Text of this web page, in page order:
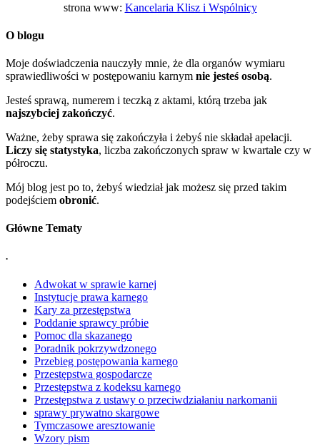
strona www: Kancelaria Klisz i Wspólnicy
O blogu
Moje doświadczenia nauczyły mnie, że dla organów wymiaru
sprawiedliwości w postępowaniu karnym nie jesteś osobą.
Jesteś sprawą, numerem i teczką z aktami, którą trzeba jak
najszybciej zakończyć.
Ważne, żeby sprawa się zakończyła i żebyś nie składał apelacji.
Liczy się statystyka, liczba zakończonych spraw w kwartale czy w
półroczu.
Mój blog jest po to, żebyś wiedział jak możesz się przed takim
podejściem obronić.
Główne Tematy
.
Adwokat w sprawie karnej
Instytucje prawa karnego
Kary za przestępstwa
Poddanie sprawcy próbie
Pomoc dla skazanego
Poradnik pokrzywdzonego
Przebieg postępowania karnego
Przestępstwa gospodarcze
Przestępstwa z kodeksu karnego
Przestępstwa z ustawy o przeciwdziałaniu narkomanii
sprawy prywatno skargowe
Tymczasowe aresztowanie
Wzory pism